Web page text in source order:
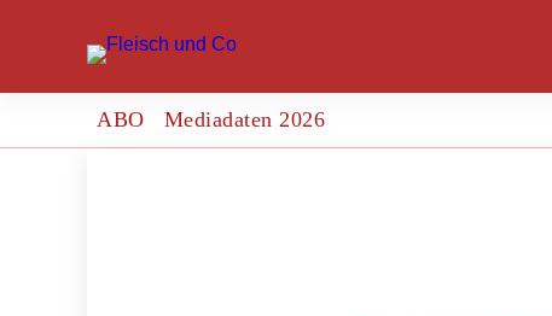
ABO Mediadaten 2026